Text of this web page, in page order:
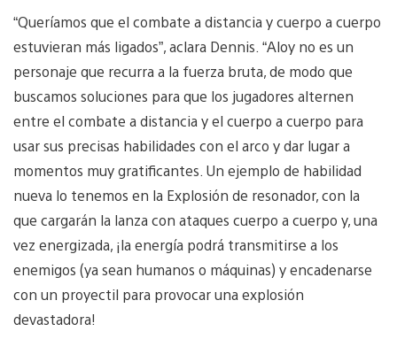
“Queríamos que el combate a distancia y cuerpo a cuerpo
estuvieran más ligados”, aclara Dennis. “Aloy no es un
personaje que recurra a la fuerza bruta, de modo que
buscamos soluciones para que los jugadores alternen
entre el combate a distancia y el cuerpo a cuerpo para
usar sus precisas habilidades con el arco y dar lugar a
momentos muy gratificantes. Un ejemplo de habilidad
nueva lo tenemos en la Explosión de resonador, con la
que cargarán la lanza con ataques cuerpo a cuerpo y, una
vez energizada, ¡la energía podrá transmitirse a los
enemigos (ya sean humanos o máquinas) y encadenarse
con un proyectil para provocar una explosión
devastadora!